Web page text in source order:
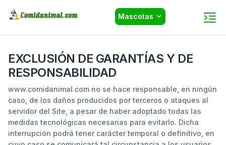
Mascotas
EXCLUSIÓN DE GARANTÍAS Y DE
RESPONSABILIDAD
www.comidanimal.com no se hace responsable, en ningún
caso, de los daños producidos por terceros o ataques al
servidor del Site, a pesar de haber adoptado todas las
medidas tecnológicas necesarias para evitarlo. Dicha
interrupción podrá tener carácter temporal o definitivo, en